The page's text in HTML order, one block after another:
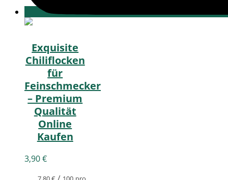
Exquisite
Chiliflocken
für
Feinschmecker
– Premium
Qualität
Online
Kaufen
3,90€
/